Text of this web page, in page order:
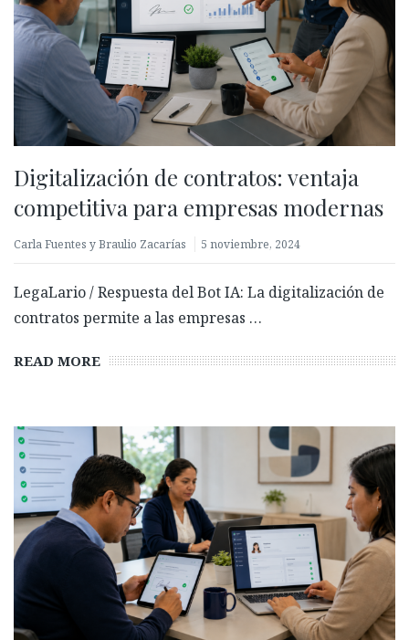
Digitalización de contratos: ventaja
competitiva para empresas modernas
Carla Fuentes y Braulio Zacarías 5 noviembre, 2024
LegaLario / Respuesta del Bot IA: La digitalización de
contratos permite a las empresas …
READ MORE